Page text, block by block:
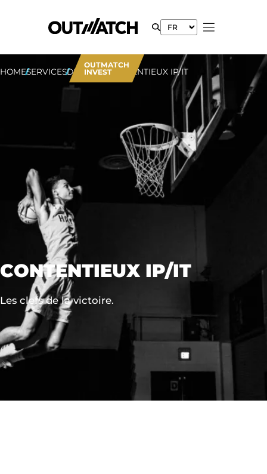
OUTMATCH
INVEST
HOMESERVICESDISPUTESCONTENTIEUX IP/IT
CONTENTIEUX IP/IT
Les clefs de la victoire.